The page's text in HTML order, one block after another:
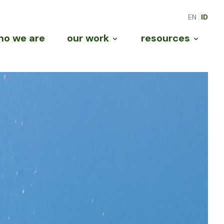
EN ID
we are our work resources